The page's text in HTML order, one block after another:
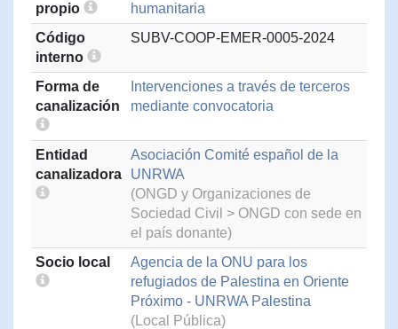
propio
humanitaria
Código
interno
SUBV-COOP-EMER-0005-2024
Forma de
canalización
Intervenciones a través de terceros
mediante convocatoria
Entidad
canalizadora
Asociación Comité español de la
UNRWA
(ONGD y Organizaciones de
Sociedad Civil > ONGD con sede en
el país donante)
Socio local
Agencia de la ONU para los
refugiados de Palestina en Oriente
Próximo - UNRWA Palestina
(Local Pública)